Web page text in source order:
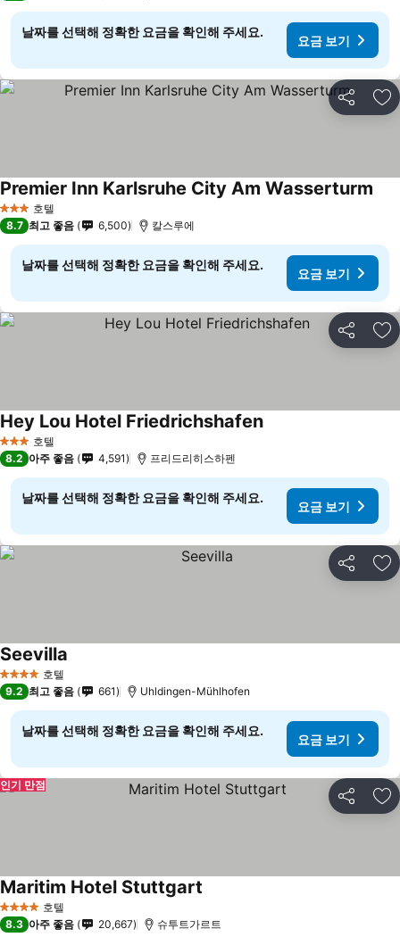
날짜를 선택해 정확한 요금을 확인해 주세요.
요금 보기
공유 즐
3 성급 호텔
Premier Inn Karlsruhe City Am Wasserturm
8.7 최고 좋음 6,500 칼스루에
날짜를 선택해 정확한 요금을 확인해 주세요.
요금 보기
공유 즐
3 성급 호텔
Hey Lou Hotel Friedrichshafen
8.2 아주 좋음 4,591 프리드리히스하펜
날짜를 선택해 정확한 요금을 확인해 주세요.
요금 보기
공유 즐
4 성급 호텔
Seevilla
9.2 최고 좋음 661 Uhldingen-Mühlhofen
날짜를 선택해 정확한 요금을 확인해 주세요.
요금 보기
공유 즐
인기 만점
4 성급 호텔
Maritim Hotel Stuttgart
8.3 아주 좋음 20,667 슈투트가르트